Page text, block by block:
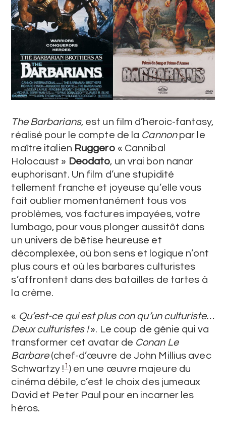
The Barbarians, est un film d’heroic-fantasy,
réalisé pour le compte de la Cannonpar le
maître italien Ruggero « Cannibal
Holocaust » Deodato, un vrai bon nanar
euphorisant. Un film d’une stupidité
tellement franche et joyeuse qu’elle vous
fait oublier momentanément tous vos
problèmes, vos factures impayées, votre
lumbago, pour vous plonger aussitôt dans
un univers de bêtise heureuse et
décomplexée, où bon sens et logique n’ont
plus cours et où les barbares culturistes
s’affrontent dans des batailles de tartes à
la crème.
« Qu’est-ce qui est plus con qu’un culturiste…
Deux culturistes !». Le coup de génie qui va
transformer cet avatar de Conan Le
Barbare(chef-d’œuvre de John Millius avec
Schwartzy !1 ) en une œuvre majeure du
cinéma débile, c’est le choix des jumeaux
David et Peter Paul pour en incarner les
héros.